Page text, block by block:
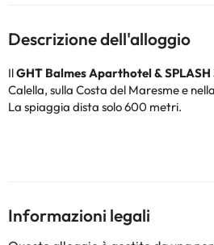
Descrizione dell'alloggio
IlGHT Balmes Aparthotel & SPLASH
Calella, sulla Costa del Maresme e
La spiaggia dista solo 600 metri.
La struttura dispone di reception
assistervi ogni volta che ne avete
ciclismo, l'hotel offre un servizio di
punto lavaggio e informazioni sui
Informazioni legali